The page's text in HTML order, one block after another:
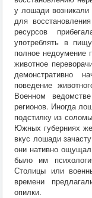
у лошади
для
ресурсов
употреблять в
полное недоумение
животное
демонстративно
поведение
Военном
регионов. Иногда
подстилку из
Южных губерниях
вкус лошади
они нативно
было им
Столицы или
времени
опилки.